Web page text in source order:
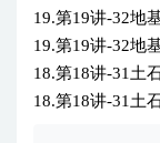
19.第19讲-32地
19.第19讲-32地
18.第18讲-31土
18.第18讲-31土